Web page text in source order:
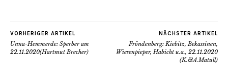
VORHERIGER ARTIKEL
Unna-Hemmerde: Sperber am
22.11.2020(Hartmut Brecher)
NÄCHSTER ARTIKEL
Fröndenberg: Kiebitz, Bekassinen,
Wiesenpieper, Habicht u.a., 22.11.2020
(K.&A.Matull)